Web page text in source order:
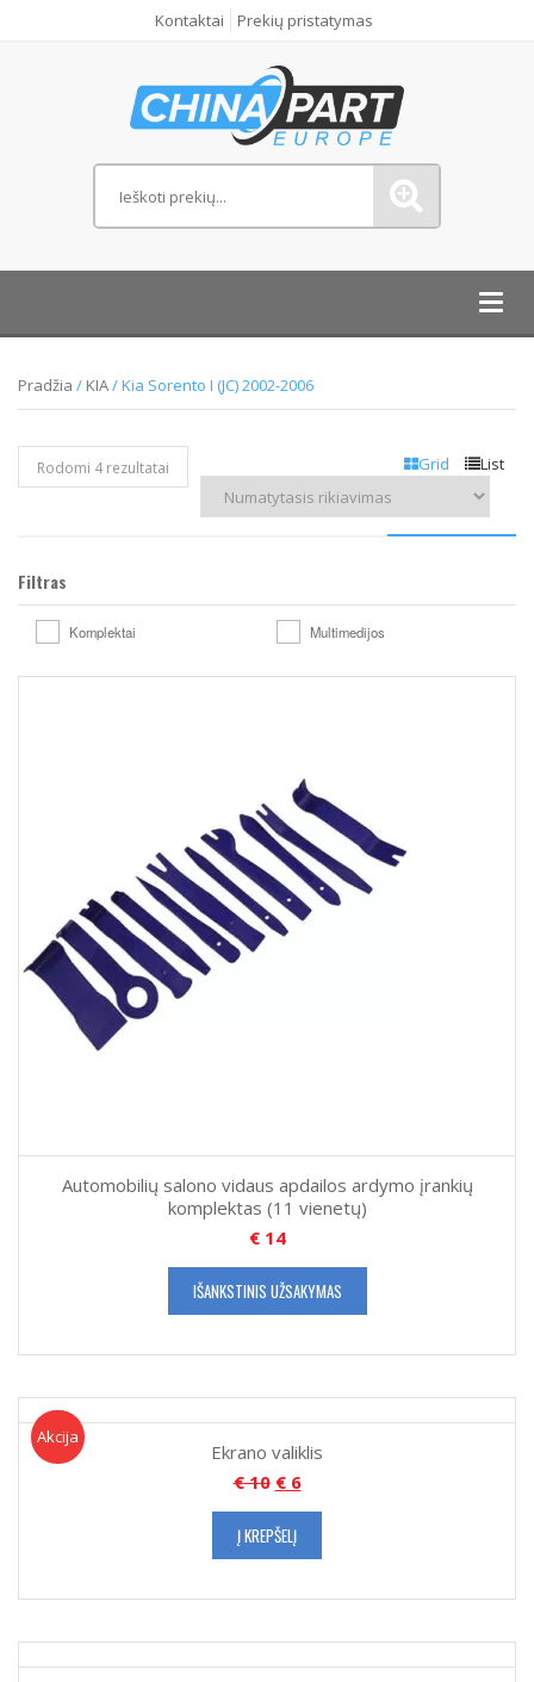
Kontaktai Prekių pristatymas
Pradžia / KIA/ Kia Sorento I (JC) 2002-2006
Grid List
Rodomi 4 rezultatai
Filtras
Komplektai Multimedijos
Automobilių salono vidaus apdailos ardymo įrankių
komplektas (11 vienetų)
€14
IŠANKSTINIS UŽSAKYMAS
Akcija
Akcija!
Ekrano valiklis
€10 €6
Į KREPŠELĮ